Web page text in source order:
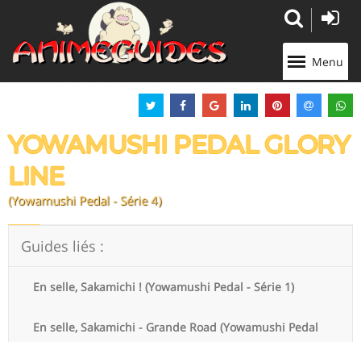
Menu
YOWAMUSHI PEDAL GLORY
LINE
(Yowamushi Pedal - Série 4)
Guides liés :
En selle, Sakamichi ! (Yowamushi Pedal - Série 1)
En selle, Sakamichi - Grande Road (Yowamushi Pedal
Panneau de gestion des cookies